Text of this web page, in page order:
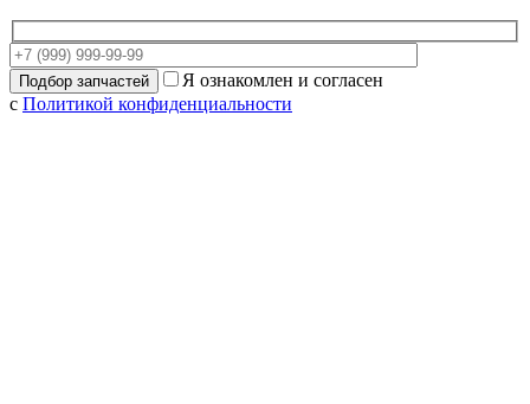
Я ознакомлен и согласен
с Политикой конфиденциальности